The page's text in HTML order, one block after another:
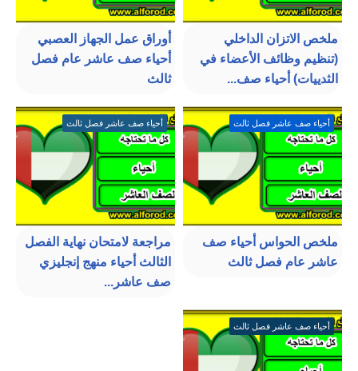
ملخص الاتزان الداخلي
(تنظيم وظائف الأعضاء في
الثدييات) أحياء صف...
أوراق عمل الجهاز العصبي
أحياء صف عاشر عام فصل
ثالث
أحياء صف عاشر فصل ثالث
ملخص الحواس أحياء صف
عاشر عام فصل ثالث
أحياء صف عاشر فصل ثالث
مراجعة لامتحان نهاية الفصل
الثالث أحياء منهج إنجليزي
صف عاشر...
أحياء صف عاشر فصل ثالث